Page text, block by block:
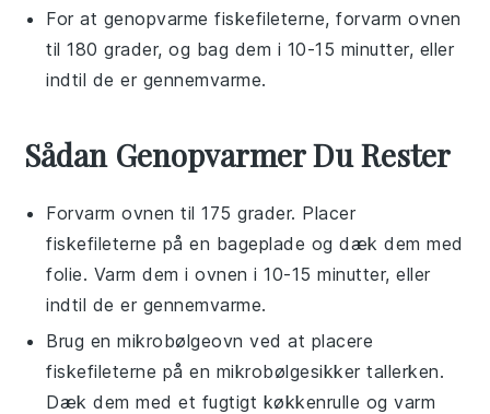
For at genopvarme fiskefileterne, forvarm ovnen
til 180 grader, og bag dem i 10-15 minutter, eller
indtil de er gennemvarme.
Sådan Genopvarmer Du Rester
Forvarm ovnen til 175 grader. Placer
fiskefileterne på en bageplade og dæk dem med
folie. Varm dem i ovnen i 10-15 minutter, eller
indtil de er gennemvarme.
Brug en mikrobølgeovn ved at placere
fiskefileterne på en mikrobølgesikker tallerken.
Dæk dem med et fugtigt køkkenrulle og varm